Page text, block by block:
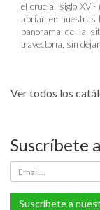
el crucial siglo
abrían en nuestras
panorama de la
trayectoria, sin
Ver todos los
Suscríbete
Suscríbete a